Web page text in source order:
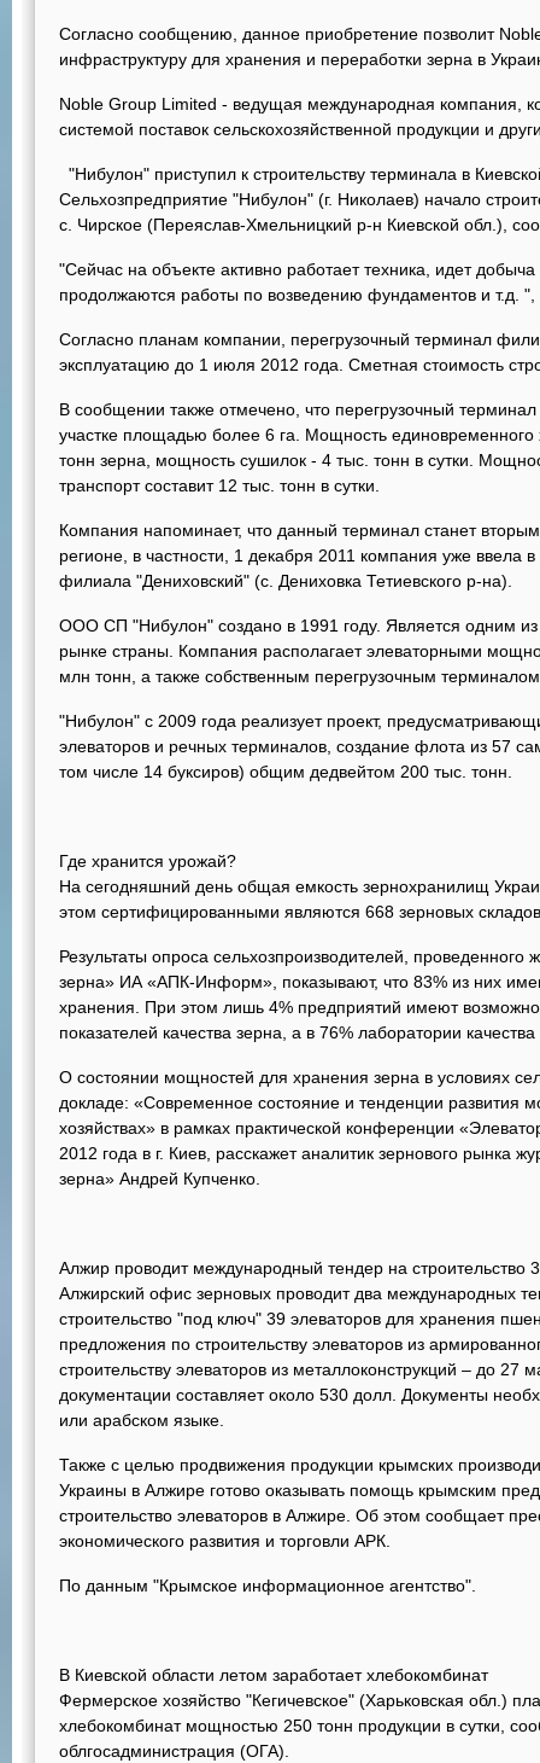
Согласно сообщению, данное приобретение позволит
инфраструктуру для хранения и переработки зерна в
Noble Group Limited - ведущая международная компания,
системой поставок сельскохозяйственной продукции и
"Нибулон" приступил к строительству терминала в
Сельхозпредприятие "Нибулон" (г. Николаев) начало
с. Чирское (Переяслав-Хмельницкий р-н Киевской обл.),
"Сейчас на объекте активно работает техника, идет
продолжаются работы по возведению фундаментов и т.д.
Согласно планам компании, перегрузочный терминал
эксплуатацию до 1 июля 2012 года. Сметная стоимость
В сообщении также отмечено, что перегрузочный
участке площадью более 6 га. Мощность единовременного
тонн зерна, мощность сушилок - 4 тыс. тонн в сутки.
транспорт составит 12 тыс. тонн в сутки.
Компания напоминает, что данный терминал станет
регионе, в частности, 1 декабря 2011 компания уже ввела
филиала "Дениховский" (с. Дениховка Тетиевского р-на).
ООО СП "Нибулон" создано в 1991 году. Является одним
рынке страны. Компания располагает элеваторными
млн тонн, а также собственным перегрузочным
"Нибулон" с 2009 года реализует проект,
элеваторов и речных терминалов, создание флота из 57
том числе 14 буксиров) общим дедвейтом 200 тыс. тонн.
Где хранится урожай?
На сегодняшний день общая емкость зернохранилищ
этом сертифицированными являются 668 зерновых
Результаты опроса сельхозпроизводителей,
зерна» ИА «АПК-Информ», показывают, что 83% из них
хранения. При этом лишь 4% предприятий имеют
показателей качества зерна, а в 76% лаборатории качества
О состоянии мощностей для хранения зерна в условиях
докладе: «Современное состояние и тенденции развития
хозяйствах» в рамках практической конференции
2012 года в г. Киев, расскажет аналитик зернового рынка
зерна» Андрей Купченко.
Алжир проводит международный тендер на строительство
Алжирский офис зерновых проводит два международных
строительство "под ключ" 39 элеваторов для хранения
предложения по строительству элеваторов из
строительству элеваторов из металлоконструкций – до 27
документации составляет около 530 долл. Документы
или арабском языке.
Также с целью продвижения продукции крымских
Украины в Алжире готово оказывать помощь крымским
строительство элеваторов в Алжире. Об этом сообщает
экономического развития и торговли АРК.
По данным "Крымское информационное агентство".
В Киевской области летом заработает хлебокомбинат
Фермерское хозяйство "Кегичевское" (Харьковская обл.)
хлебокомбинат мощностью 250 тонн продукции в сутки,
облгосадминистрация (ОГА).